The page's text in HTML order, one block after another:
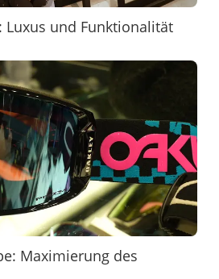
Luxus und Funktionalität
Maximierung des